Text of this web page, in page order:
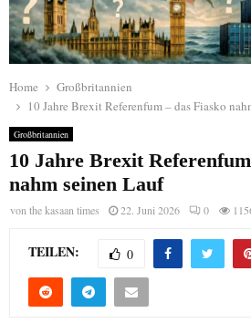
Home
Großbritannien
10 Jahre Brexit Referenfum – das Fiasko
Großbritannien
10 Jahre Brexit
nahm seinen Lauf
von the kasaan times 22. Juni 2026 0
TEILEN: 0